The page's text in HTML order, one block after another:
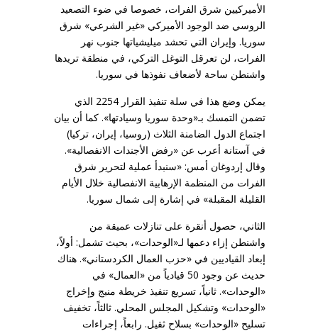
الأميركيين شرق الفرات، خصوصا في ضوء التصعيد
الروسي ضد الوجود الأميركي «غير الشرعي» شرق
سوريا. وإيران التي تحشد ميليشياتها جنوب نهر
الفرات، لن تعرقل التوغل التركي، في منطقة تريدها
واشنطن ساحة لأضعاف نفوذها في سوريا.
يمكن وضع هذا في سلة تنفيذ القرار 2254 الذي
تضمن التمسك بـ«وحدة سوريا وسيادتها». كما أن بيان
اجتماع الدول الضامنة الثلاث (روسيا، إيران، تركيا)
في آستانة أعرب عن «رفض الأجندات الانفصالية».
وقال إردوغان أمس: «سنبدأ عملية لتحرير شرق
الفرات من المنظمة الإرهابية الانفصالية خلال الأيام
القليلة المقبلة» في إشارة إلى شمال سوريا.
الثاني، حصول أنقرة على تنازلات عميقة من
واشنطن إزاء دعمها لـ«الوحدات»، بحيث تشمل: أولاً،
إبعاد القياديين في «حزب العمال الكردستاني». هناك
حديث عن وجود 50 قيادياً من «العمال» في
«الوحدات». ثانياً، تسريع تنفيذ خريطة منبج وإخراج
«الوحدات» وتشكيل المجلس المحلي. ثالثاً، تخفيف
تسليح «الوحدات» بسلاح ثقيل. رابعاً، إجراءات